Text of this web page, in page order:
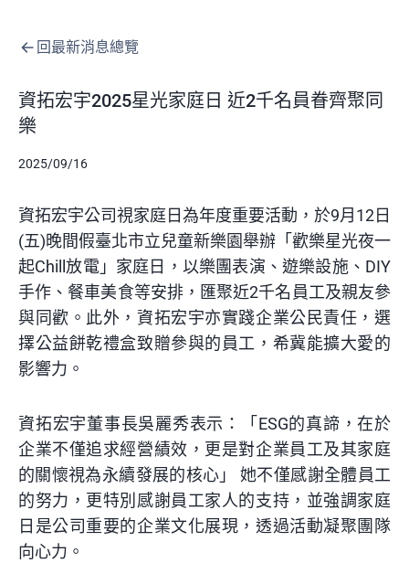
回最新消息總覽
資拓宏宇2025星光家庭日 近2千名員眷齊聚同
樂
2025/09/16
資拓宏宇公司視家庭日為年度重要活動，於9月12日
(五)晚間假臺北市立兒童新樂園舉辦「歡樂星光夜一
起Chill放電」家庭日，以樂團表演、遊樂設施、DIY
手作、餐車美食等安排，匯聚近2千名員工及親友參
與同歡。此外，資拓宏宇亦實踐企業公民責任，選
擇公益餅乾禮盒致贈參與的員工，希冀能擴大愛的
影響力。
資拓宏宇董事長吳麗秀表示：「ESG的真諦，在於
企業不僅追求經營績效，更是對企業員工及其家庭
的關懷視為永續發展的核心」 她不僅感謝全體員工
的努力，更特別感謝員工家人的支持，並強調家庭
日是公司重要的企業文化展現，透過活動凝聚團隊
向心力。